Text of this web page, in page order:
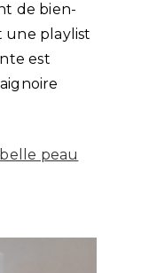
de bien-
une playlist
est
peau